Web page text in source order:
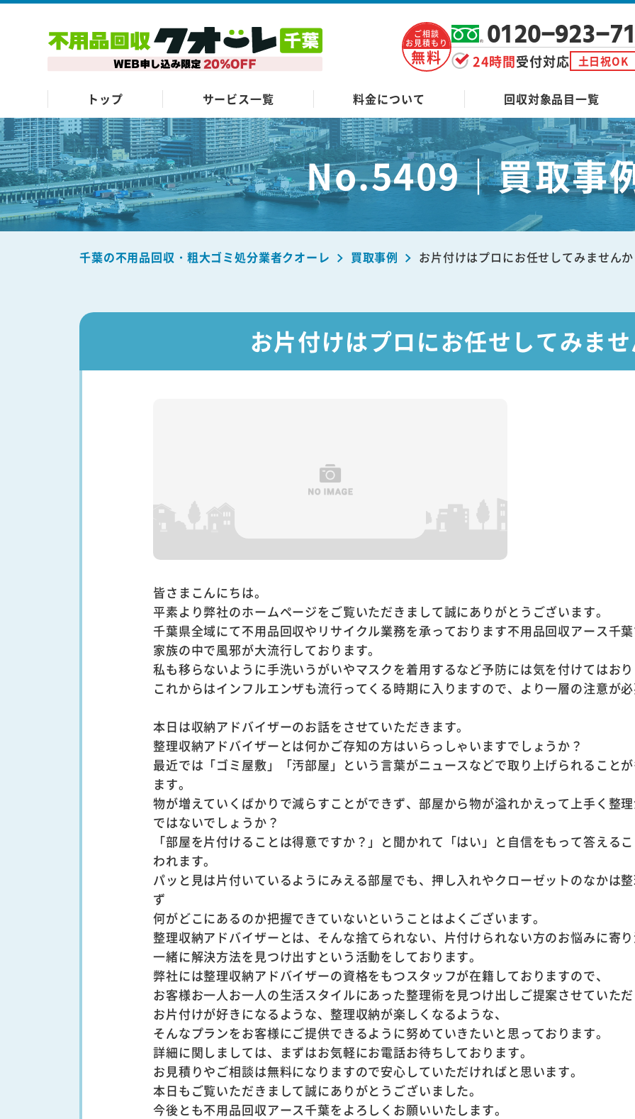
ご相談
お見積もり
無料
0120-923-
24時間受付対応 土日祝OK
トップ サービス一覧 料金について 回収対象品目一覧
No.5409｜買取事
千葉の不用品回収・粗大ゴミ処分業者クオーレ 買取事例 お片付けはプロにお任せしてみません
お片付けはプロにお任せしてみま
皆さまこんにちは。
平素より弊社のホームページをご覧いただきまして誠にありがとうございます。
千葉県全域にて不用品回収やリサイクル業務を承っております不用品回収アース千
家族の中で風邪が大流行しております。
私も移らないように手洗いうがいやマスクを着用するなど予防には気を付けてはお
これからはインフルエンザも流行ってくる時期に入りますので、より一層の注意が
本日は収納アドバイザーのお話をさせていただきます。
整理収納アドバイザーとは何かご存知の方はいらっしゃいますでしょうか？
最近では「ゴミ屋敷」「汚部屋」という言葉がニュースなどで取り上げられること
ます。
物が増えていくばかりで減らすことができず、部屋から物が溢れかえって上手く整
ではないでしょうか？
「部屋を片付けることは得意ですか？」と聞かれて「はい」と自信をもって答える
われます。
パッと見は片付いているようにみえる部屋でも、押し入れやクローゼットのなかは
ず
何がどこにあるのか把握できていないということはよくございます。
整理収納アドバイザーとは、そんな捨てられない、片付けられない方のお悩みに寄
一緒に解決方法を見つけ出すという活動をしております。
弊社には整理収納アドバイザーの資格をもつスタッフが在籍しておりますので、
お客様お一人お一人の生活スタイルにあった整理術を見つけ出しご提案させていた
お片付けが好きになるような、整理収納が楽しくなるような、
そんなプランをお客様にご提供できるように努めていきたいと思っております。
詳細に関しましては、まずはお気軽にお電話お待ちしております。
お見積りやご相談は無料になりますので安心していただければと思います。
本日もご覧いただきまして誠にありがとうございました。
今後とも不用品回収アース千葉をよろしくお願いいたします。